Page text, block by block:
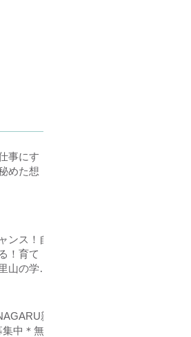
事にす
めた想
ンス！自
！育て
山の学校
親
中＊無